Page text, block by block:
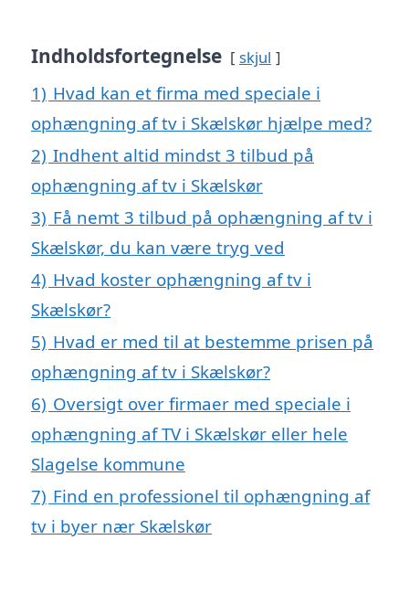
Indholdsfortegnelse skjul
1) Hvad kan et firma med speciale i
ophængning af tv i Skælskør hjælpe med?
2) Indhent altid mindst 3 tilbud på
ophængning af tv i Skælskør
3) Få nemt 3 tilbud på ophængning af tv i
Skælskør, du kan være tryg ved
4) Hvad koster ophængning af tv i
Skælskør?
5) Hvad er med til at bestemme prisen på
ophængning af tv i Skælskør?
6) Oversigt over firmaer med speciale i
ophængning af TV i Skælskør eller hele
Slagelse kommune
7) Find en professionel til ophængning af
tv i byer nær Skælskør